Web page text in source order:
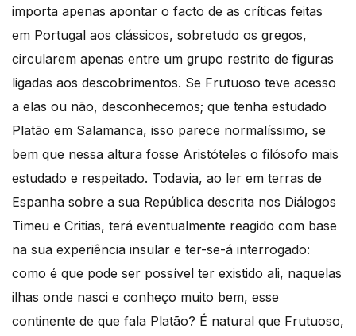
importa apenas apontar o facto de as críticas feitas
em Portugal aos clássicos, sobretudo os gregos,
circularem apenas entre um grupo restrito de figuras
ligadas aos descobrimentos. Se Frutuoso teve acesso
a elas ou não, desconhecemos; que tenha estudado
Platão em Salamanca, isso parece normalíssimo, se
bem que nessa altura fosse Aristóteles o filósofo mais
estudado e respeitado. Todavia, ao ler em terras de
Espanha sobre a sua República descrita nos Diálogos
Timeu e Critias, terá eventualmente reagido com base
na sua experiência insular e ter-se-á interrogado:
como é que pode ser possível ter existido ali, naquelas
ilhas onde nasci e conheço muito bem, esse
continente de que fala Platão? É natural que Frutuoso,